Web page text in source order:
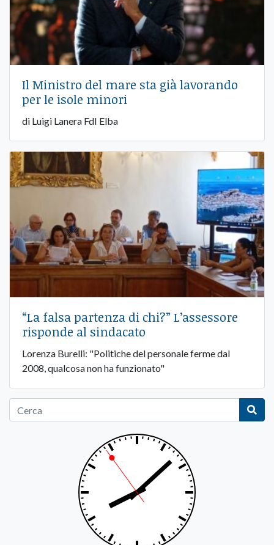
Il Ministro del mare sta già lavorando
per le isole minori
di Luigi Lanera FdI Elba
“La falsa partenza di chi?” L’assessore
risponde al sindacato
Lorenza Burelli: "Politiche del personale ferme dal
2008, qualcosa non ha funzionato"